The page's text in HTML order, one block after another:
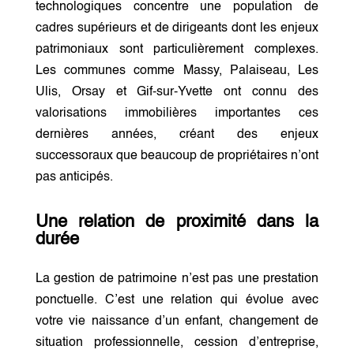
technologiques concentre une population de
cadres supérieurs et de dirigeants dont les enjeux
patrimoniaux sont particulièrement complexes.
Les communes comme Massy, Palaiseau, Les
Ulis, Orsay et Gif-sur-Yvette ont connu des
valorisations immobilières importantes ces
dernières années, créant des enjeux
successoraux que beaucoup de propriétaires n’ont
pas anticipés.
Une relation de proximité dans la
durée
La gestion de patrimoine n’est pas une prestation
ponctuelle. C’est une relation qui évolue avec
votre vie naissance d’un enfant, changement de
situation professionnelle, cession d’entreprise,